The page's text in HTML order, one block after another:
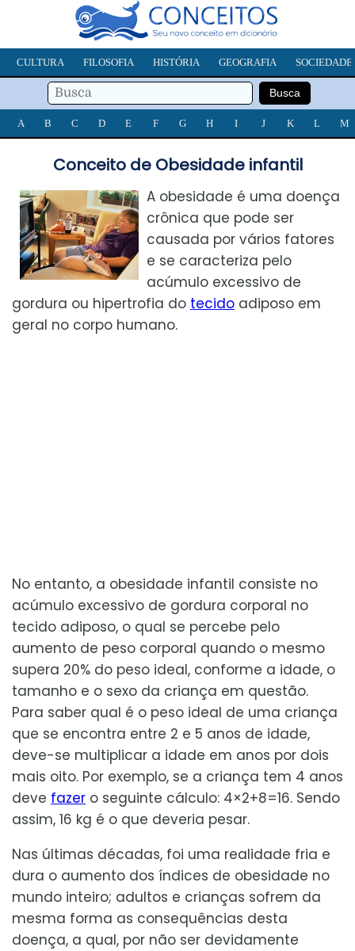
CULTURA FILOSOFIA HISTÓRIA GEOGRAFIA SOCIEDADE
A B C D E F G H I J K L M
Conceito de Obesidade infantil
A obesidade é uma doença
crônica que pode ser
causada por vários fatores
e se caracteriza pelo
acúmulo excessivo de
gordura ou hipertrofia do tecido adiposo em
geral no corpo humano.
No entanto, a obesidade infantil consiste no
acúmulo excessivo de gordura corporal no
tecido adiposo, o qual se percebe pelo
aumento de peso corporal quando o mesmo
supera 20% do peso ideal, conforme a idade, o
tamanho e o sexo da criança em questão.
Para saber qual é o peso ideal de uma criança
que se encontra entre 2 e 5 anos de idade,
deve-se multiplicar a idade em anos por dois
mais oito. Por exemplo, se a criança tem 4 anos
deve fazer o seguinte cálculo: 4×2+8=16. Sendo
assim, 16 kg é o que deveria pesar.
Nas últimas décadas, foi uma realidade fria e
dura o aumento dos índices de obesidade no
mundo inteiro; adultos e crianças sofrem da
mesma forma as consequências desta
doença, a qual, por não ser devidamente